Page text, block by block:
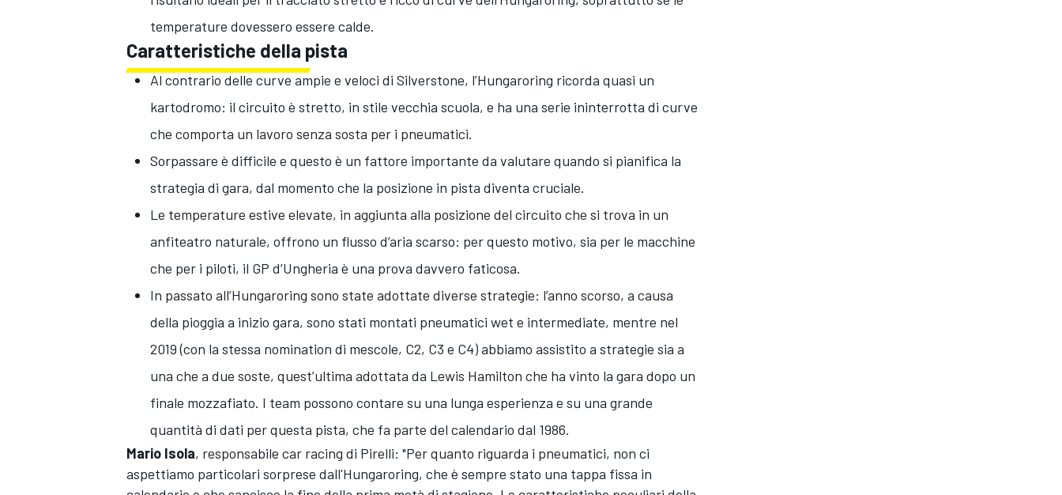
ENDURANCE/GT
temperature dovessero essere calde.
Caratteristiche della pista
Al contrario delle curve ampie e veloci di Silverstone, l’Hungaroring ricorda quasi un
kartodromo: il circuito è stretto, in stile vecchia scuola, e ha una serie ininterrotta di curve
che comporta un lavoro senza sosta per i pneumatici.
Sorpassare è difficile e questo è un fattore importante da valutare quando si pianifica la
strategia di gara, dal momento che la posizione in pista diventa cruciale.
Le temperature estive elevate, in aggiunta alla posizione del circuito che si trova in un
anfiteatro naturale, offrono un flusso d’aria scarso: per questo motivo, sia per le macchine
che per i piloti, il GP d’Ungheria è una prova davvero faticosa.
In passato all’Hungaroring sono state adottate diverse strategie: l’anno scorso, a causa
della pioggia a inizio gara, sono stati montati pneumatici wet e intermediate, mentre nel
2019 (con la stessa nomination di mescole, C2, C3 e C4) abbiamo assistito a strategie sia a
una che a due soste, quest’ultima adottata da Lewis Hamilton che ha vinto la gara dopo un
finale mozzafiato. I team possono contare su una lunga esperienza e su una grande
quantità di dati per questa pista, che fa parte del calendario dal 1986.
Mario Isola, responsabile car racing di Pirelli: "Per quanto riguarda i pneumatici, non ci
aspettiamo particolari sorprese dall'Hungaroring, che è sempre stato una tappa fissa in